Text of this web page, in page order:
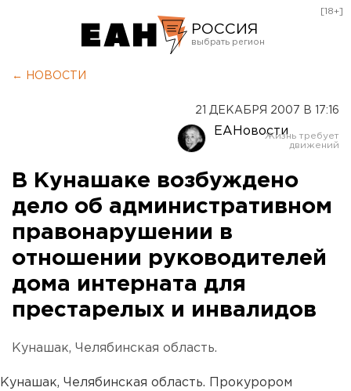
РОССИЯ
Оренбург
[18+]
← НОВОСТИ
21 ДЕКАБРЯ 2007 В 17:16
ЕАНовости
В Кунашаке возбуждено
дело об административном
правонарушении в
отношении руководителей
дома интерната для
престарелых и инвалидов
Кунашак, Челябинская область.
Кунашак, Челябинская область. Прокурором